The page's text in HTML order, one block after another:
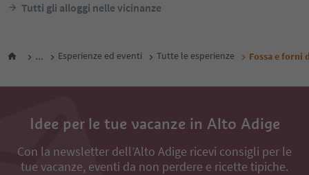
Tutti gli alloggi nelle vicinanze
... Esperienze ed eventi Tutte le esperienze Fossa e forni
Idee per le tue vacanze in Alto Adige
Con la newsletter dell’Alto Adige ricevi consigli per le
tue vacanze, eventi da non perdere e ricette tipiche.